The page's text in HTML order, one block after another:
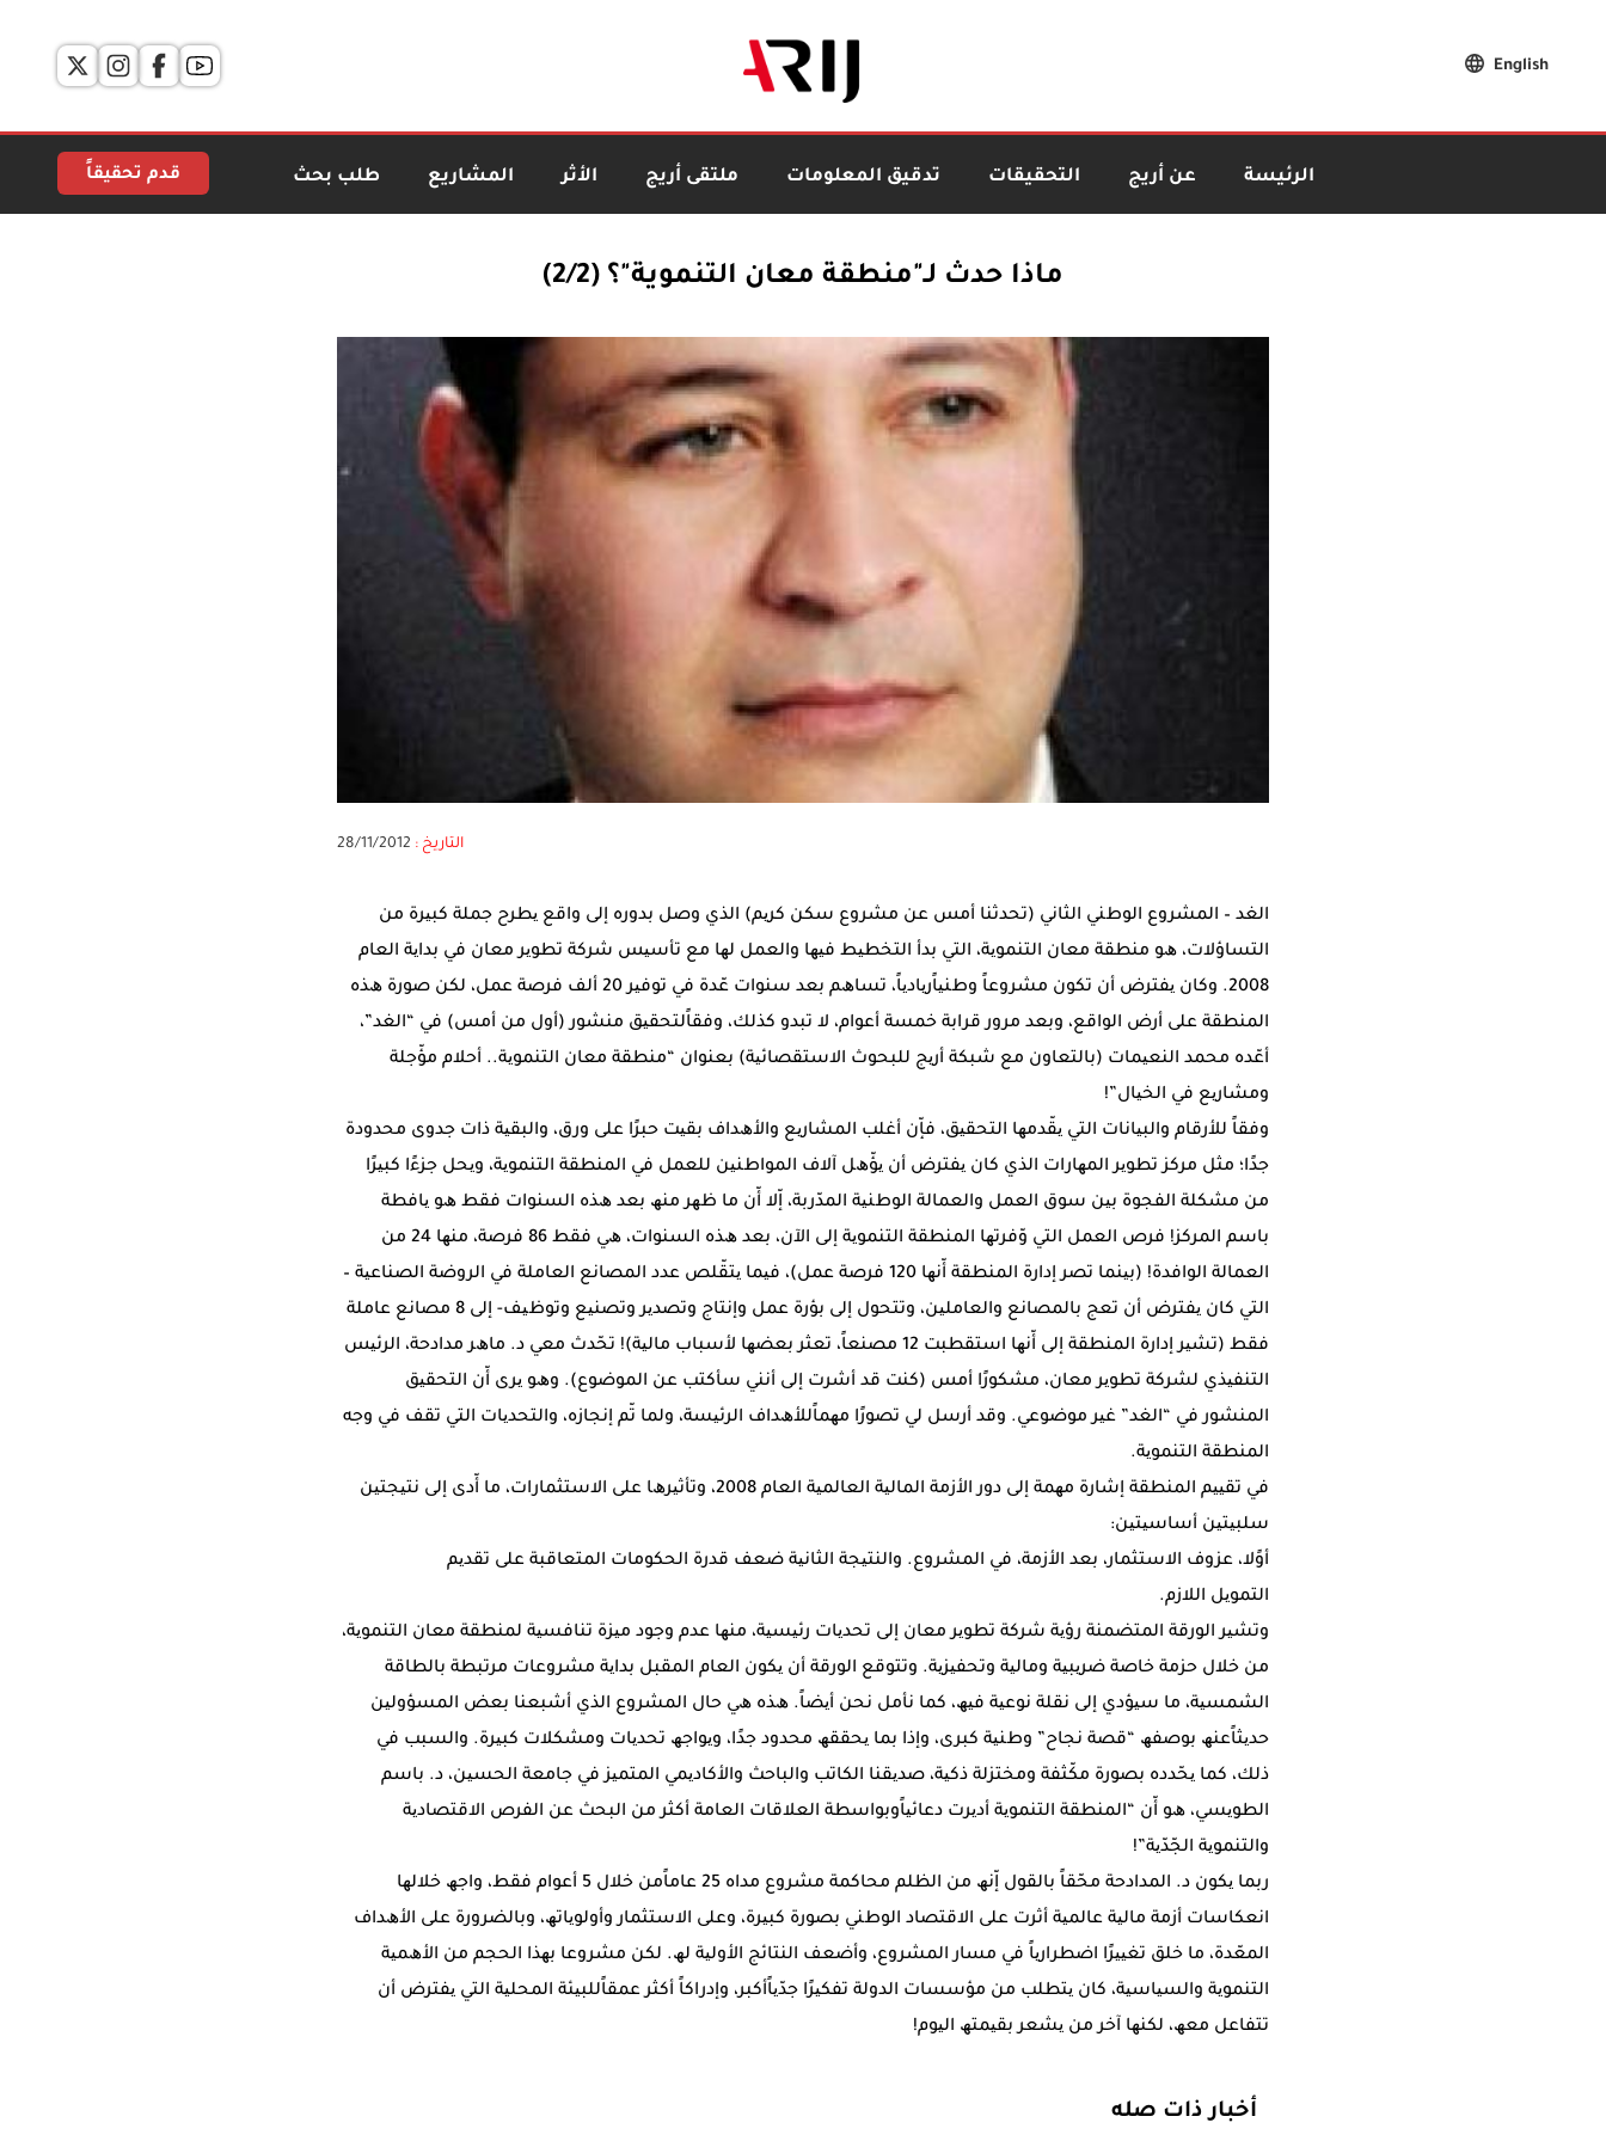
English
الرئيسة عن أريج التحقيقات تدقيق المعلومات ملتقى أريج الأثر المشاريع طلب بحث قدم تحقيقاً
ماذا حدث لـ"منطقة معان التنموية"؟ (2/2)
التاريخ : 28/11/2012
الغد – المشروع اﻟﻮطﻨﻲ اﻟﺜﺎﻧﻲ (ﺗﺤﺪﺛﻨﺎ أﻣﺲ ﻋﻦ ﻣﺸﺮوع ﺳﻜﻦ ﻛﺮﯾﻢ) اﻟﺬي وﺻﻞ ﺑﺪوره إﻟﻰ واﻗﻊ ﯾﻄﺮح ﺟﻤﻠﺔ ﻛﺒﯿﺮة ﻣﻦ
اﻟﺘﺴﺎؤﻻت، ھﻮ ﻣﻨﻄﻘﺔ ﻣﻌﺎن اﻟﺘﻨﻤﻮﯾﺔ، اﻟﺘﻲ ﺑﺪأ اﻟﺘﺨﻄﯿﻂ ﻓﯿﮭﺎ واﻟﻌﻤﻞ ﻟﮭﺎ ﻣﻊ ﺗﺄﺳﯿﺲ ﺷﺮﻛﺔ ﺗﻄﻮﯾﺮ ﻣﻌﺎن ﻓﻲ ﺑﺪاﯾﺔ اﻟﻌﺎم
2008. وﻛﺎن ﯾﻔﺘﺮض أن ﺗﻜﻮن ﻣﺸﺮوﻋﺎً وطﻨﯿﺎًرﯾﺎدﯾﺎً، ﺗﺴﺎھﻢ ﺑﻌﺪ ﺳﻨﻮات ﻋّﺪة ﻓﻲ ﺗﻮﻓﯿﺮ 20 أﻟﻒ ﻓﺮﺻﺔ ﻋﻤﻞ، ﻟﻜﻦ ﺻﻮرة ھﺬه
اﻟﻤﻨﻄﻘﺔ ﻋﻠﻰ أرض اﻟﻮاﻗﻊ، وﺑﻌﺪ ﻣﺮور ﻗﺮاﺑﺔ ﺧﻤﺴﺔ أﻋﻮام، ﻻ ﺗﺒﺪو ﻛﺬﻟﻚ، وﻓﻘﺎًﻟﺘﺤﻘﯿﻖ ﻣﻨﺸﻮر (أول ﻣﻦ أﻣﺲ) ﻓﻲ “اﻟﻐﺪ”،
أﻋّﺪه ﻣﺤﻤﺪ اﻟﻨﻌﯿﻤﺎت (ﺑﺎﻟﺘﻌﺎون ﻣﻊ ﺷﺒﻜﺔ أرﯾﺞ ﻟﻠﺒﺤﻮث اﻻﺳﺘﻘﺼﺎﺋﯿﺔ) ﺑﻌﻨﻮان “ﻣﻨﻄﻘﺔ ﻣﻌﺎن اﻟﺘﻨﻤﻮﯾﺔ.. أﺣﻼم ﻣﺆّﺟﻠﺔ
وﻣﺸﺎرﯾﻊ ﻓﻲ اﻟﺨﯿﺎل”!
وﻓﻘﺎً ﻟﻸرﻗﺎم واﻟﺒﯿﺎﻧﺎت اﻟﺘﻲ ﯾﻘّﺪﻣﮭﺎ اﻟﺘﺤﻘﯿﻖ، ﻓﺈّن أﻏﻠﺐ اﻟﻤﺸﺎرﯾﻊ واﻷھﺪاف ﺑﻘﯿﺖ ﺣﺒﺮًا ﻋﻠﻰ ورق، واﻟﺒﻘﯿﺔ ذات ﺟﺪوى ﻣﺤﺪودة
ﺟﺪًا؛ ﻣﺜﻞ ﻣﺮﻛﺰ ﺗﻄﻮﯾﺮ اﻟﻤﮭﺎرات اﻟﺬي ﻛﺎن ﯾﻔﺘﺮض أن ﯾﺆّھﻞ آﻻف اﻟﻤﻮاطﻨﯿﻦ ﻟﻠﻌﻤﻞ ﻓﻲ اﻟﻤﻨﻄﻘﺔ اﻟﺘﻨﻤﻮﯾﺔ، وﯾﺤﻞ ﺟﺰءًا ﻛﺒﯿﺮًا
ﻣﻦ ﻣﺸﻜﻠﺔ اﻟﻔﺠﻮة ﺑﯿﻦ ﺳﻮق اﻟﻌﻤﻞ واﻟﻌﻤﺎﻟﺔ اﻟﻮطﻨﯿﺔ اﻟﻤﺪّرﺑﺔ، إّﻻ أّن ﻣﺎ ظﮭﺮ ﻣﻨﮫ ﺑﻌﺪ ھﺬه اﻟﺴﻨﻮات ﻓﻘﻂ ھﻮ ﯾﺎﻓﻄﺔ
ﺑﺎﺳﻢ اﻟﻤﺮﻛﺰ! ﻓﺮص اﻟﻌﻤﻞ اﻟﺘﻲ وّﻓﺮﺗﮭﺎ اﻟﻤﻨﻄﻘﺔ اﻟﺘﻨﻤﻮﯾﺔ إﻟﻰ اﻵن، ﺑﻌﺪ ھﺬه اﻟﺴﻨﻮات، ھﻲ ﻓﻘﻂ 86 ﻓﺮﺻﺔ، ﻣﻨﮭﺎ 24 ﻣﻦ
اﻟﻌﻤﺎﻟﺔ اﻟﻮاﻓﺪة! (ﺑﯿﻨﻤﺎ ﺗﺼﺮ إدارة اﻟﻤﻨﻄﻘﺔ أّﻧﮭﺎ 120 ﻓﺮﺻﺔ ﻋﻤﻞ)، ﻓﯿﻤﺎ ﯾﺘﻘّﻠﺺ ﻋﺪد اﻟﻤﺼﺎﻧﻊ اﻟﻌﺎﻣﻠﺔ ﻓﻲ اﻟﺮوﺿﺔ اﻟﺼﻨﺎﻋﯿﺔ –
اﻟﺘﻲ ﻛﺎن ﯾﻔﺘﺮض أن ﺗﻌﺞ ﺑﺎﻟﻤﺼﺎﻧﻊ واﻟﻌﺎﻣﻠﯿﻦ، وﺗﺘﺤﻮل إﻟﻰ ﺑﺆرة ﻋﻤﻞ وإﻧﺘﺎج وﺗﺼﺪﯾﺮ وﺗﺼﻨﯿﻊ وﺗﻮظﯿﻒ- إﻟﻰ 8 ﻣﺼﺎﻧﻊ ﻋﺎﻣﻠﺔ
ﻓﻘﻂ (ﺗﺸﯿﺮ إدارة اﻟﻤﻨﻄﻘﺔ إﻟﻰ أّﻧﮭﺎ اﺳﺘﻘﻄﺒﺖ 12 ﻣﺼﻨﻌﺎً، ﺗﻌﺜﺮ ﺑﻌﻀﮭﺎ ﻷﺳﺒﺎب ﻣﺎﻟﯿﺔ)! ﺗﺤّﺪث ﻣﻌﻲ د. ﻣﺎھﺮ ﻣﺪادﺣﺔ، اﻟﺮﺋﯿﺲ
اﻟﺘﻨﻔﯿﺬي ﻟﺸﺮﻛﺔ ﺗﻄﻮﯾﺮ ﻣﻌﺎن، ﻣﺸﻜﻮرًا أﻣﺲ (ﻛﻨﺖ ﻗﺪ أﺷﺮت إﻟﻰ أﻧﻨﻲ ﺳﺄﻛﺘﺐ ﻋﻦ اﻟﻤﻮﺿﻮع). وھﻮ ﯾﺮى أّن اﻟﺘﺤﻘﯿﻖ
اﻟﻤﻨﺸﻮر ﻓﻲ “اﻟﻐﺪ” ﻏﯿﺮ ﻣﻮﺿﻮﻋﻲ. وﻗﺪ أرﺳﻞ ﻟﻲ ﺗﺼﻮرًا ﻣﮭﻤﺎًﻟﻸھﺪاف اﻟﺮﺋﯿﺴﺔ، وﻟﻤﺎ ﺗّﻢ إﻧﺠﺎزه، واﻟﺘﺤﺪﯾﺎت اﻟﺘﻲ ﺗﻘﻒ ﻓﻲ وجه
اﻟﻤﻨﻄﻘﺔ اﻟﺘﻨﻤﻮﯾﺔ.
ﻓﻲ ﺗﻘﯿﯿﻢ اﻟﻤﻨﻄﻘﺔ إﺷﺎرة ﻣﮭﻤﺔ إﻟﻰ دور اﻷزﻣﺔ اﻟﻤﺎﻟﯿﺔ اﻟﻌﺎﻟﻤﯿﺔ اﻟﻌﺎم 2008، وﺗﺄﺛﯿﺮھﺎ ﻋﻠﻰ اﻻﺳﺘﺜﻤﺎرات، ﻣﺎ أّدى إﻟﻰ ﻧﺘﯿﺠﺘﯿﻦ
ﺳﻠﺒﯿﺘﯿﻦ أﺳﺎﺳﯿﺘﯿﻦ:
أوًﻻ، ﻋﺰوف اﻻﺳﺘﺜﻤﺎر، ﺑﻌﺪ اﻷزﻣﺔ، ﻓﻲ اﻟﻤﺸﺮوع. واﻟﻨﺘﯿﺠﺔ اﻟﺜﺎﻧﯿﺔ ﺿﻌﻒ ﻗﺪرة اﻟﺤﻜﻮﻣﺎت اﻟﻤﺘﻌﺎﻗﺒﺔ ﻋﻠﻰ ﺗﻘﺪﯾﻢ
اﻟﺘﻤﻮﯾﻞ اﻟﻼزم.
وﺗﺸﯿﺮ اﻟﻮرﻗﺔ اﻟﻤﺘﻀﻤﻨﺔ رؤﯾﺔ ﺷﺮﻛﺔ ﺗﻄﻮﯾﺮ ﻣﻌﺎن إﻟﻰ ﺗﺤﺪﯾﺎت رﺋﯿﺴﯿﺔ، ﻣﻨﮭﺎ ﻋﺪم وﺟﻮد ﻣﯿﺰة ﺗﻨﺎﻓﺴﯿﺔ ﻟﻤﻨﻄﻘﺔ ﻣﻌﺎن اﻟﺘﻨﻤﻮﯾﺔ،
ﻣﻦ ﺧﻼل ﺣﺰﻣﺔ ﺧﺎﺻﺔ ﺿﺮﯾﺒﯿﺔ وﻣﺎﻟﯿﺔ وﺗﺤﻔﯿﺰﯾﺔ. وﺗﺘﻮﻗﻊ اﻟﻮرﻗﺔ أن ﯾﻜﻮن اﻟﻌﺎم اﻟﻤﻘﺒﻞ ﺑﺪاﯾﺔ ﻣﺸﺮوﻋﺎت ﻣﺮﺗﺒﻄﺔ ﺑﺎﻟﻄﺎﻗﺔ
اﻟﺸﻤﺴﯿﺔ، ﻣﺎ ﺳﯿﺆدي إﻟﻰ ﻧﻘﻠﺔ ﻧﻮﻋﯿﺔ ﻓﯿﮫ، ﻛﻤﺎ ﻧﺄﻣﻞ ﻧﺤﻦ أﯾﻀﺎً. ھﺬه ھﻲ ﺣﺎل اﻟﻤﺸﺮوع اﻟﺬي أﺷﺒﻌﻨﺎ ﺑﻌﺾ اﻟﻤﺴﺆوﻟﯿﻦ
ﺣﺪﯾﺜﺎًﻋﻨﮫ ﺑﻮﺻﻔﮫ “ﻗﺼﺔ ﻧﺠﺎح” وطﻨﯿﺔ ﻛﺒﺮى، وإذا ﺑﻤﺎ ﯾﺤﻘﻘﮫ ﻣﺤﺪود ﺟﺪًا، وﯾﻮاﺟﮫ ﺗﺤﺪﯾﺎت وﻣﺸﻜﻼت ﻛﺒﯿﺮة. واﻟﺴﺒﺐ ﻓﻲ
ذﻟﻚ، ﻛﻤﺎ ﯾﺤّﺪده ﺑﺼﻮرة ﻣﻜّﺜﻔﺔ وﻣﺨﺘﺰﻟﺔ ذﻛﯿﺔ، ﺻﺪﯾﻘﻨﺎ اﻟﻜﺎﺗﺐ واﻟﺒﺎﺣﺚ واﻷﻛﺎدﯾﻤﻲ اﻟﻤﺘﻤﯿﺰ ﻓﻲ ﺟﺎﻣﻌﺔ اﻟﺤﺴﯿﻦ، د. ﺑﺎﺳﻢ
اﻟﻄﻮﯾﺴﻲ، ھﻮ أّن “اﻟﻤﻨﻄﻘﺔ اﻟﺘﻨﻤﻮﯾﺔ أدﯾﺮت دﻋﺎﺋﯿﺎًوﺑﻮاﺳﻄﺔ اﻟﻌﻼﻗﺎت اﻟﻌﺎﻣﺔ أﻛﺜﺮ ﻣﻦ اﻟﺒﺤﺚ ﻋﻦ اﻟﻔﺮص اﻻﻗﺘﺼﺎدﯾﺔ
واﻟﺘﻨﻤﻮﯾﺔ اﻟﺠّﺪّﯾﺔ”!
رﺑﻤﺎ ﯾﻜﻮن د. اﻟﻤﺪادﺣﺔ ﻣﺤّﻘﺎً ﺑﺎﻟﻘﻮل إّﻧﮫ ﻣﻦ اﻟﻈﻠﻢ ﻣﺤﺎﻛﻤﺔ ﻣﺸﺮوع ﻣﺪاه 25 ﻋﺎﻣﺎًﻣﻦ ﺧﻼل 5 أﻋﻮام ﻓﻘﻂ، واﺟﮫ ﺧﻼﻟﮭﺎ
اﻧﻌﻜﺎﺳﺎت أزﻣﺔ ﻣﺎﻟﯿﺔ ﻋﺎﻟﻤﯿﺔ أﺛﺮت ﻋﻠﻰ اﻻﻗﺘﺼﺎد اﻟﻮطﻨﻲ ﺑﺼﻮرة ﻛﺒﯿﺮة، وﻋﻠﻰ اﻻﺳﺘﺜﻤﺎر وأوﻟﻮﯾﺎﺗﮫ، وﺑﺎﻟﻀﺮورة ﻋﻠﻰ اﻷھﺪاف
اﻟﻤﻌّﺪة، ﻣﺎ ﺧﻠﻖ ﺗﻐﯿﯿﺮًا اﺿﻄﺮارﯾﺎً ﻓﻲ ﻣﺴﺎر اﻟﻤﺸﺮوع، وأﺿﻌﻒ اﻟﻨﺘﺎﺋﺞ اﻷوﻟﯿﺔ ﻟﮫ. ﻟﻜﻦ ﻣﺸﺮوﻋﺎ ﺑﮭﺬا اﻟﺤﺠﻢ ﻣﻦ اﻷھﻤﯿﺔ
اﻟﺘﻨﻤﻮﯾﺔ واﻟﺴﯿﺎﺳﯿﺔ، ﻛﺎن ﯾﺘﻄﻠﺐ ﻣﻦ ﻣﺆﺳﺴﺎت اﻟﺪوﻟﺔ ﺗﻔﻜﯿﺮًا ﺟﺪّﯾﺎًأﻛﺒﺮ، وإدراﻛﺎً أﻛﺜﺮ ﻋﻤﻘﺎًﻟﻠﺒﯿﺌﺔ اﻟﻤﺤﻠﯿﺔ اﻟﺘﻲ ﯾﻔﺘﺮض أن
ﺗﺘﻔﺎﻋﻞ ﻣﻌﮫ، ﻟﻜﻨﮭﺎ آﺧﺮ ﻣﻦ ﯾﺸﻌﺮ ﺑﻘﯿﻤﺘﮫ اﻟﯿﻮم!
أخبار ذات صله